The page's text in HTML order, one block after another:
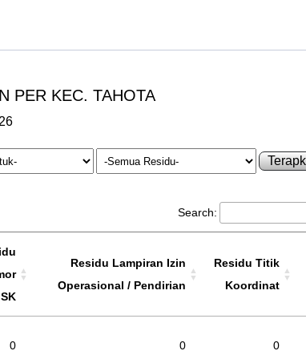
PER KEC. TAHOTA
Search:
SK
Residu Lampiran Izin
Operasional / Pendirian
Residu Titik
Koordinat
0 0 0